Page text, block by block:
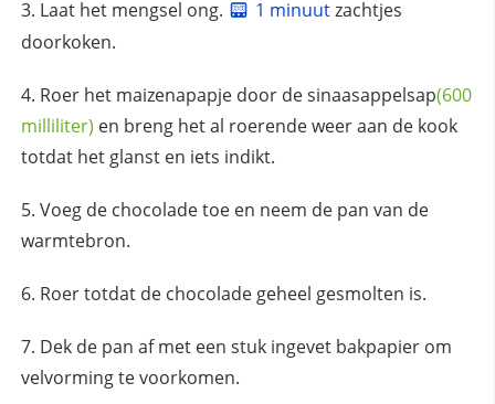
Laat het mengsel ong. 1 minuutzachtjes
doorkoken.
Roer het maizenapapje door desinaasappelsap(600
milliliter) en breng het al roerende weer aan de kook
totdat het glanst en iets indikt.
Voeg de chocolade toe en neem de pan van de
warmtebron.
Roer totdat de chocolade geheel gesmolten is.
Dek de pan af met een stuk ingevet bakpapier om
velvorming te voorkomen.